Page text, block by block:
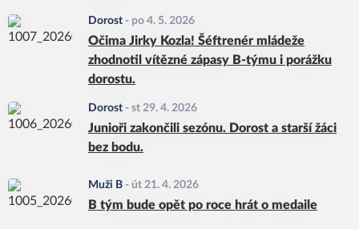
Dorost - po 4. 5. 2026
Očima Jirky Kozla! Šéftrenér mládeže
zhodnotil vítězné zápasy B-týmu i porážku
dorostu.
Dorost - st 29. 4. 2026
Junioři zakončili sezónu. Dorost a starší žáci
bez bodu.
Muži B - út 21. 4. 2026
B tým bude opět po roce hrát o medaile